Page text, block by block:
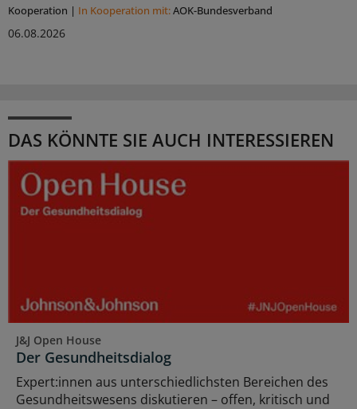
Kooperation | In Kooperation mit:AOK-Bundesverband
06.08.2026
DAS KÖNNTE SIE AUCH INTERESSIEREN
J&J Open House
Der Gesundheitsdialog
Expert:innen aus unterschiedlichsten Bereichen des
Gesundheitswesens diskutieren – offen, kritisch und